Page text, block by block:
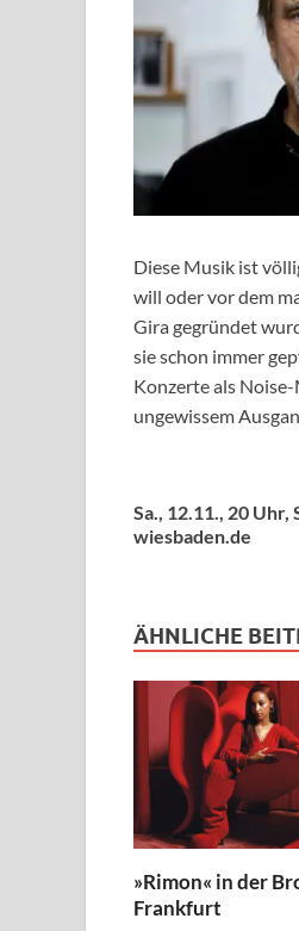
Diese Musik ist
will oder vor dem
Gira gegründet
sie schon immer
Konzerte als
ungewissem
Sa., 12.11., 20
wiesbaden.de
ÄHNLICHE
»Rimon« in der
Frankfurt